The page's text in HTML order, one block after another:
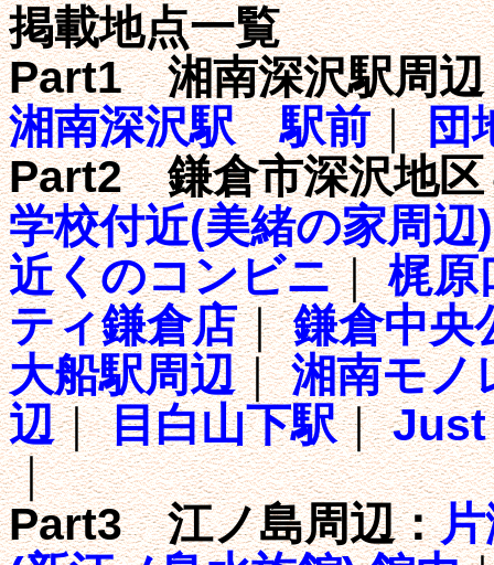
掲載地点一覧
Part1 湘南深沢駅周辺
湘南深沢駅 駅前｜団
Part2 鎌倉市深沢地区
学校付近(美緒の家周辺)
近くのコンビニ｜梶原
ティ鎌倉店｜鎌倉中央
大船駅周辺｜湘南モ
辺｜目白山下駅｜Just
｜
Part3 江ノ島周辺：